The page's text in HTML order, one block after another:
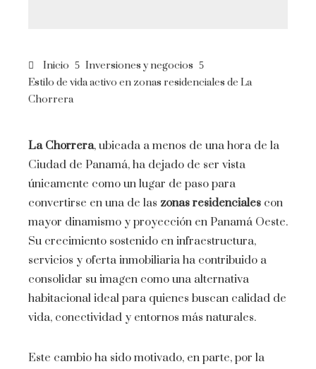
Inicio
Inversiones y negocios
Estilo de vida activo en zonas residenciales de La
Chorrera
La Chorrera, ubicada a menos de una hora de la
Ciudad de Panamá, ha dejado de ser vista
únicamente como un lugar de paso para
convertirse en una de las zonas residenciales con
mayor dinamismo y proyección en Panamá Oeste.
Su crecimiento sostenido en infraestructura,
servicios y oferta inmobiliaria ha contribuido a
consolidar su imagen como una alternativa
habitacional ideal para quienes buscan calidad de
vida, conectividad y entornos más naturales.
Este cambio ha sido motivado, en parte, por la